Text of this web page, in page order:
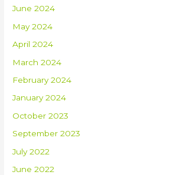
June 2024
May 2024
April 2024
March 2024
February 2024
January 2024
October 2023
September 2023
July 2022
June 2022